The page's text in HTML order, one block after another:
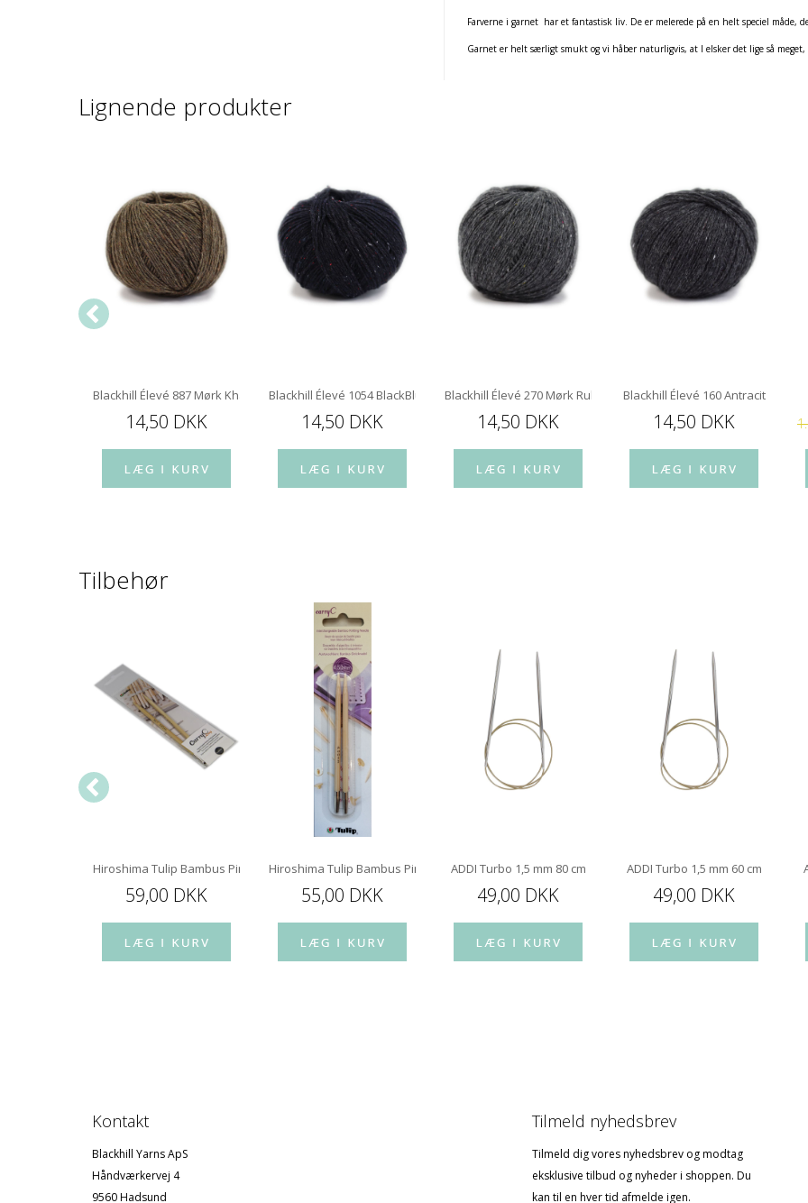
Farverne i garnet har et fantastisk liv. De er melerede på en helt speciel måde,
Garnet er helt særligt smukt og vi håber naturligvis, at I elsker det lige så meget,
Lignende produkter
Blackhill Élevé 887 Mørk Khaki
14,50 DKK
Blackhill Élevé 1054 BlackBlue
14,50 DKK
Blackhill Élevé 270 Mørk Rullesten
14,50 DKK
Blackhill Élevé 160 Antracit
14,50 DKK
Tilbehør
Hiroshima Tulip Bambus Pindespids 12 cm
59,00 DKK
Hiroshima Tulip Bambus Pindespids 10 cm
55,00 DKK
ADDI Turbo 1,5 mm 80 cm
49,00 DKK
ADDI Turbo 1,5 mm 60 cm
49,00 DKK
Kontakt
Blackhill Yarns ApS
Håndværkervej 4
9560 Hadsund
Tilmeld nyhedsbrev
Tilmeld dig vores nyhedsbrev og modtag
eksklusive tilbud og nyheder i shoppen. Du
kan til en hver tid afmelde igen.